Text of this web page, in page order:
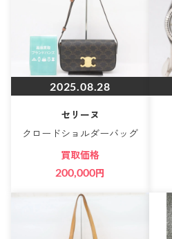
2025.08.28
セリーヌ
クロードショルダーバッグ
買取価格
200,000円